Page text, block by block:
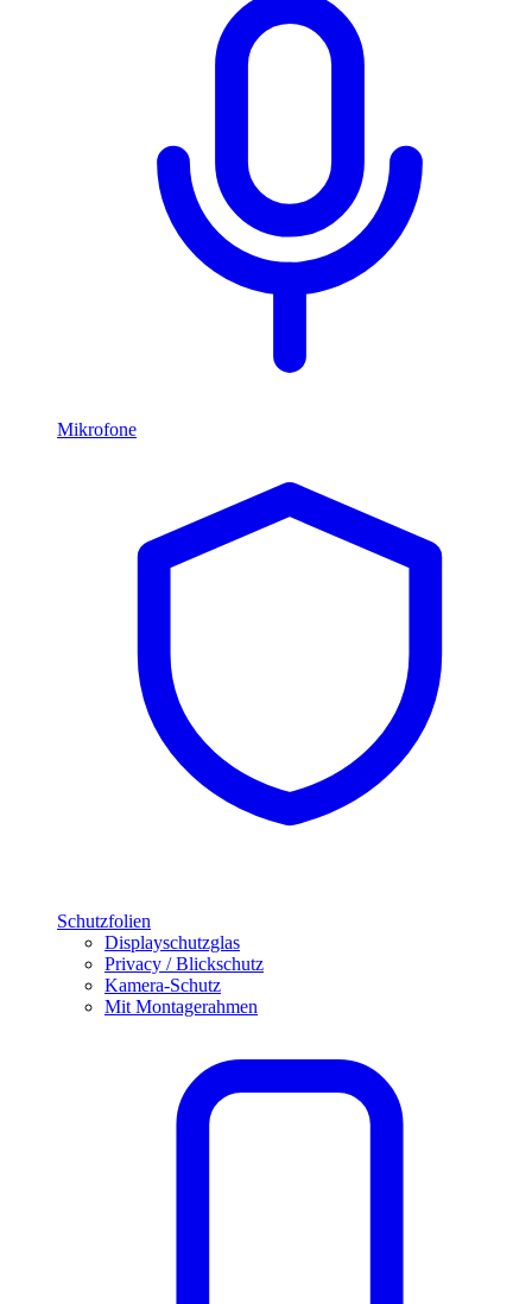
Mikrofone
Schutzfolien
Displayschutzglas
Privacy / Blickschutz
Kamera-Schutz
Mit Montagerahmen